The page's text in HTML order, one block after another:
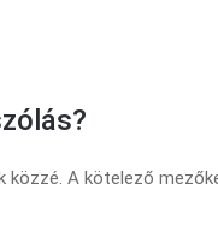
közzé. A kötelező